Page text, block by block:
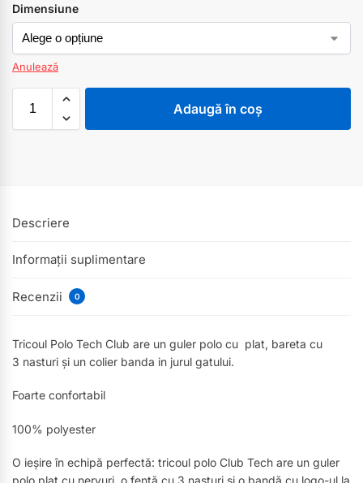
Dimensiune
Anulează
Adaugă în coș
Descriere
Informații suplimentare
Recenzii 0
Tricoul Polo Tech Club are un guler polo cu plat, bareta cu
3 nasturi și un colier banda in jurul gatului.
Foarte confortabil
100% polyester
O ieșire în echipă perfectă: tricoul polo Club Tech are un guler
polo plat cu nervuri, o fentă cu 3 nasturi și o bandă cu logo-ul la